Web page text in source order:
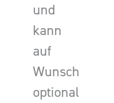
und
kann
auf
Wunsch
optional